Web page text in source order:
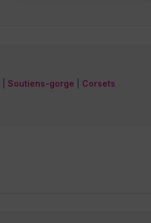
Soutiens-gorge Corsets